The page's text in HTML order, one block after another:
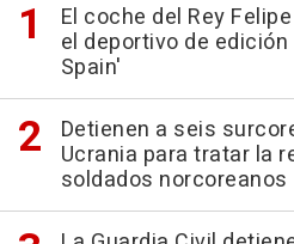
El coche del Rey
el deportivo de
Spain'
Detienen a seis
Ucrania para tratar la
soldados norcoreanos